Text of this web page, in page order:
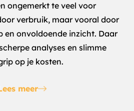
ongemerkt te veel voor
verbruik, maar vooral door
en onvoldoende inzicht. Daar
analyses en slimme
op je kosten.
meer